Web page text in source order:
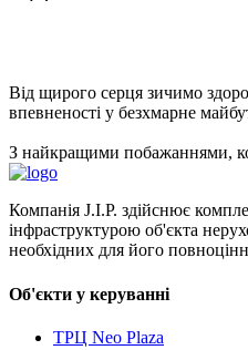
Від щирого серця зичимо
впевненості у безхмарне
З найкращими побажаннями,
Компанія J.I.P. здійснює
інфраструктурою об'єкта
необхідних для його
Об'єкти у керуванні
ТРЦ Neo Plaza